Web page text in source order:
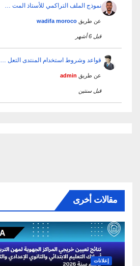
نموذج الملف التراكمي للأستاذ المت …
عن طريق wadifa moroco
قبل 6 أشهر
قواعد وشروط استخدام المنتدى التعل …
عن طريق admin
قبل سنتين
مقالات أخرى
إعلانات